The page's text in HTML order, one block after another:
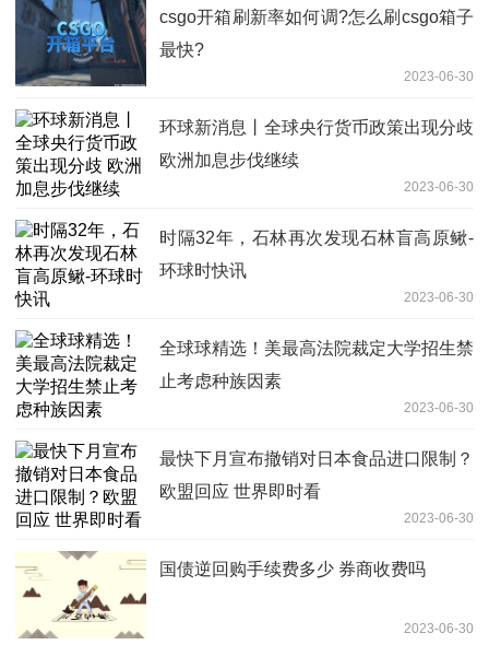
​csgo开箱刷新率如何调?​怎么刷csgo箱子
最快?
2023-06-30
环球新消息丨全球央行货币政策出现分歧
欧洲加息步伐继续
2023-06-30
时隔32年，石林再次发现石林盲高原鳅-
环球时快讯
2023-06-30
全球球精选！美最高法院裁定大学招生禁
止考虑种族因素
2023-06-30
最快下月宣布撤销对日本食品进口限制？
欧盟回应 世界即时看
2023-06-30
国债逆回购手续费多少 券商收费吗
2023-06-30